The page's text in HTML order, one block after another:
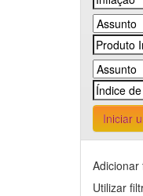
Iniciar
Adicionar
Utilizar